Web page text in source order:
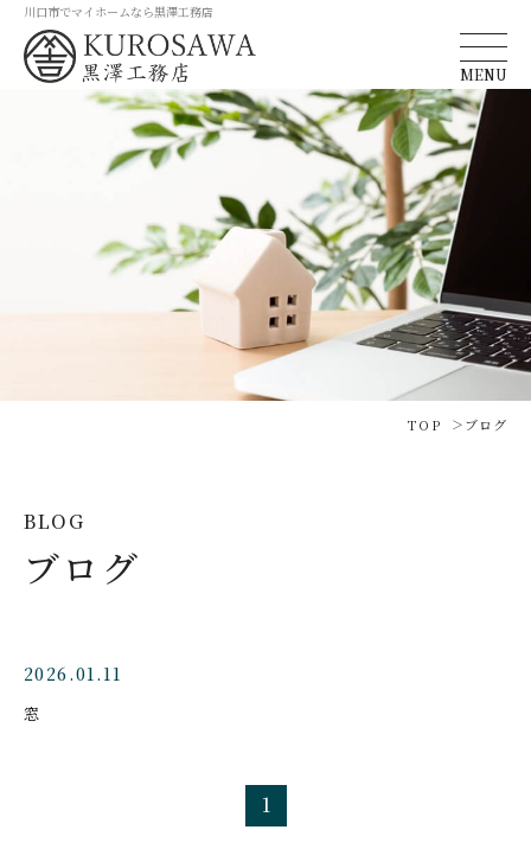
川口市でマイホームなら黒澤工務店
MENU
TOP ブログ
BLOG
ブログ
2026.01.11
窓
1